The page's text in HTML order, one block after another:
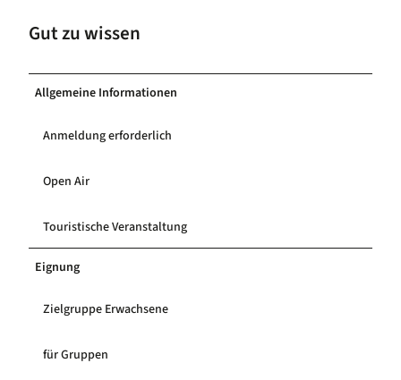
Gut zu wissen
Allgemeine Informationen
Anmeldung erforderlich
Open Air
Touristische Veranstaltung
Eignung
Zielgruppe Erwachsene
für Gruppen